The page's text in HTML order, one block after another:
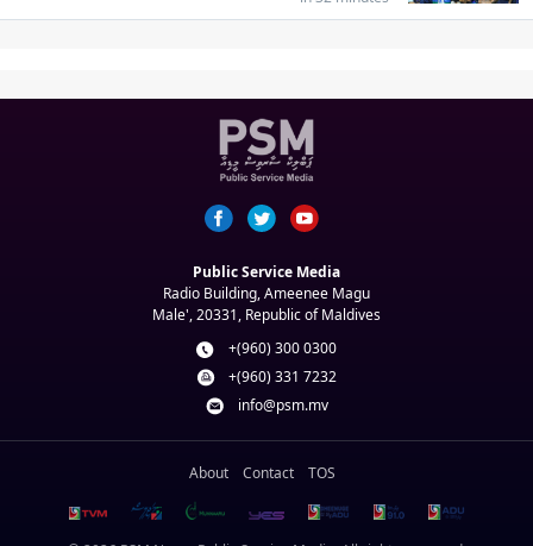
Public Service Media
Radio Building, Ameenee Magu
Male', 20331, Republic of Maldives
+(960) 300 0300
+(960) 331 7232
info@psm.mv
About Contact TOS